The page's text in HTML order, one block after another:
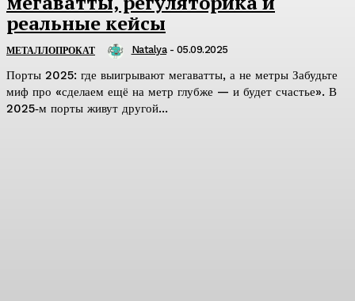
реальные кейсы
МЕТАЛЛОПРОКАТ Natalya - 05.09.2025
Порты 2025: где выигрывают мегаватты, а не метры Забудьте
миф про «сделаем ещё на метр глубже — и будет счастье». В
2025‑м порты живут другой...